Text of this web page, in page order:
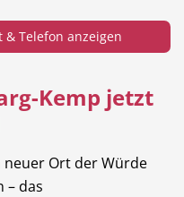
& Wellness
Telefon anzeigen
Kemp jetzt
Ort der Würde
– das